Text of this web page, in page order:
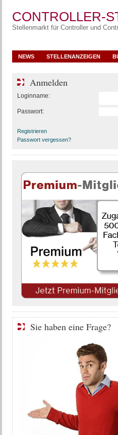
CONTROLLER-
Stellenmarkt für Controller und
NEWS STELLENANZEIGEN
Anmelden
Loginname:
Passwort:
Registrieren
Passwort vergessen?
Sie haben eine Frage?